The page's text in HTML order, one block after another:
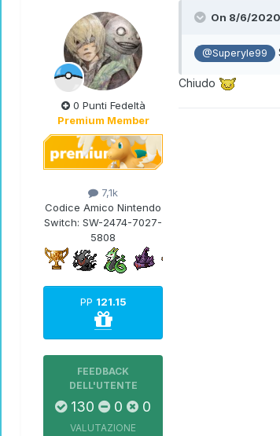
0 Punti Fedeltà
Premium Member
7,1k
Codice Amico Nintendo
Switch: SW-2474-7027-
5808
PP 121.15
FEEDBACK
DELL'UTENTE
130 0 0
VALUTAZIONE
On 8/6/2020
@Superyle99
Chiudo